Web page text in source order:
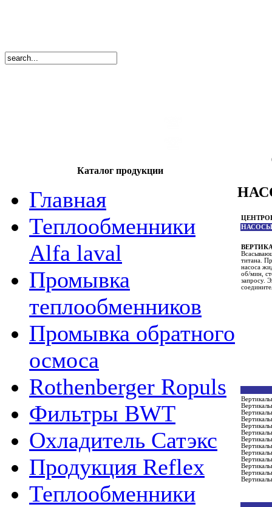
Каталог продукции
Главная
Теплообменники
Alfa laval
Промывка
теплообменников
Промывка обратного
осмоса
Rothenberger Ropuls
Фильтры BWT
Охладитель Сатэкс
Продукция Reflex
Теплообменники
НАСОСЫ
титана.
насоса
об/мин,
запросу.